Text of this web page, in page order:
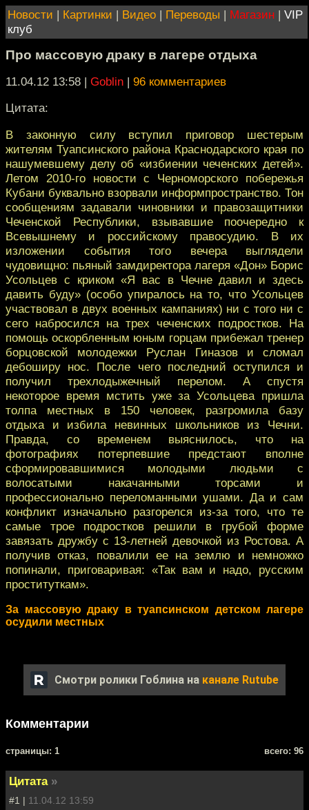
Новости | Картинки | Видео | Переводы | Магазин | VIP
клуб
Про массовую драку в лагере отдыха
11.04.12 13:58 | Goblin | 96 комментариев
Цитата:
В законную силу вступил приговор шестерым
жителям Туапсинского района Краснодарского края по
нашумевшему делу об «избиении чеченских детей».
Летом 2010-го новости с Черноморского побережья
Кубани буквально взорвали информпространство. Тон
сообщениям задавали чиновники и правозащитники
Чеченской Республики, взывавшие поочередно к
Всевышнему и российскому правосудию. В их
изложении события того вечера выглядели
чудовищно: пьяный замдиректора лагеря «Дон» Борис
Усольцев с криком «Я вас в Чечне давил и здесь
давить буду» (особо упиралось на то, что Усольцев
участвовал в двух военных кампаниях) ни с того ни с
сего набросился на трех чеченских подростков. На
помощь оскорбленным юным горцам прибежал тренер
борцовской молодежки Руслан Гиназов и сломал
дебоширу нос. После чего последний оступился и
получил трехлодыжечный перелом. А спустя
некоторое время мстить уже за Усольцева пришла
толпа местных в 150 человек, разгромила базу
отдыха и избила невинных школьников из Чечни.
Правда, со временем выяснилось, что на
фотографиях потерпевшие предстают вполне
сформировавшимися молодыми людьми с
волосатыми накачанными торсами и
профессионально переломанными ушами. Да и сам
конфликт изначально разгорелся из-за того, что те
самые трое подростков решили в грубой форме
завязать дружбу с 13-летней девочкой из Ростова. А
получив отказ, повалили ее на землю и немножко
попинали, приговаривая: «Так вам и надо, русским
проституткам».
За массовую драку в туапсинском детском лагере
осудили местных
Смотри ролики Гоблина на канале Rutube
Комментарии
cтраницы: 1 всего: 96
Цитата »
#1 | 11.04.12 13:59